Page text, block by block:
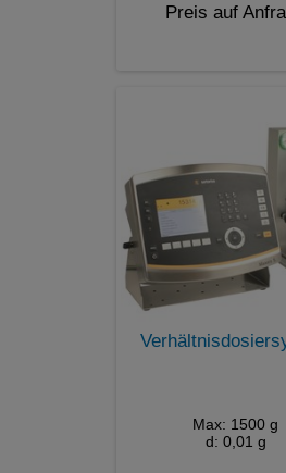
Preis auf
Max: 1500 g
d: 0,01 g